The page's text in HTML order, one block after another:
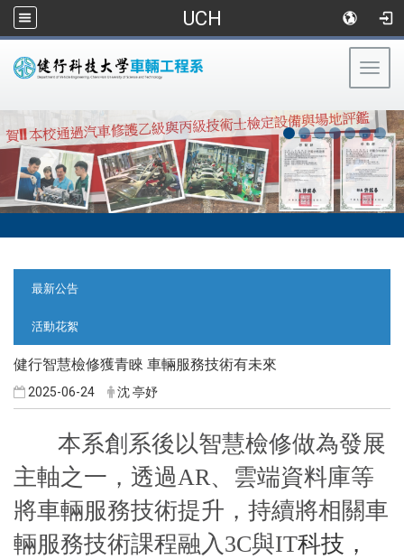
UCH
最新公告
活動花絮
健行智慧檢修獲青睞 車輛服務技術有未來
2025-06-24 沈 亭妤
本系創系後以智慧檢修做為發展
主軸之一，透過AR、雲端資料庫等
將車輛服務技術提升，持續將相關車
輛服務技術課程融入3C與IT科技，